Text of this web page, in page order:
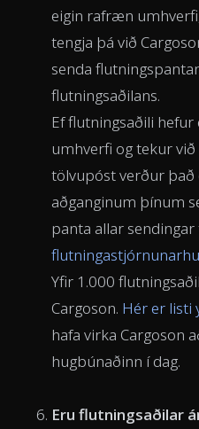
eigin rafræn
tengja þá við
senda
flutningsaðilans.
Ef flutningsaðili
umhverfi og tekur
tölvupóst verður það
aðganginum þínum
panta allar
Yfir 1.000
Cargoson. Hér er listi
hafa virka Cargoson
hugbúnaðinn í dag.
Eru flutningsaðilar